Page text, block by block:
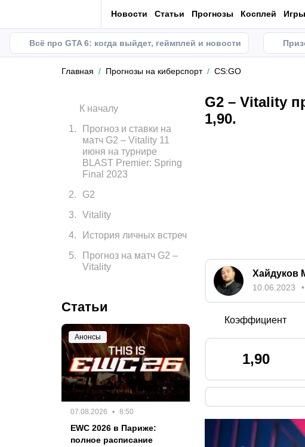
Новости Статьи Прогнозы Косплей Игры
Всё про GTA 6: когда выйдет, геймплей и новости
Главная Прогнозы на киберспорт CS:GO
G2 – Vitality
1,90.
Хайдуков
10.06.2023
Коэффициент
1,90
К началу
1 .
Прогноз и ставки на
матч G2 – Vitality 11
июня на турнире
BLAST Premier: Spring
Final 2023
2.
G2
3.
Vitality
4.
История личных встреч
5.
Прогноз на матч G2 –
Vitality
Статьи
Анонсы
07.08.2026 8:50
EWC 2026 в Париже:
полное расписание